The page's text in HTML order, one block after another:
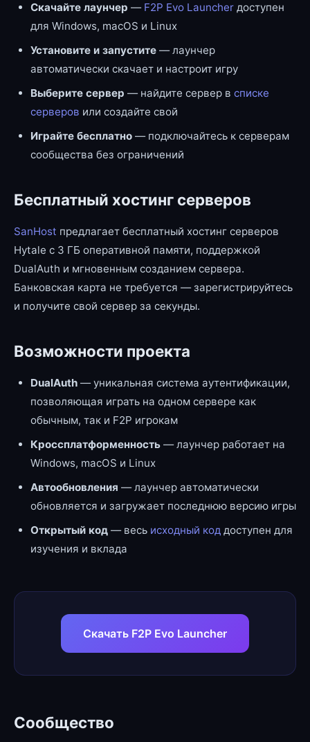
Скачайте лаунчер — F2P Evo Launcher доступен
для Windows, macOS и Linux
Установите и запустите — лаунчер
автоматически скачает и настроит игру
Выберите сервер — найдите сервер в списке
серверов или создайте свой
Играйте бесплатно — подключайтесь к серверам
сообщества без ограничений
Бесплатный хостинг серверов
SanHost предлагает бесплатный хостинг серверов
Hytale с 3 ГБ оперативной памяти, поддержкой
DualAuth и мгновенным созданием сервера.
Банковская карта не требуется — зарегистрируйтесь
и получите свой сервер за секунды.
Возможности проекта
DualAuth — уникальная система аутентификации,
позволяющая играть на одном сервере как
обычным, так и F2P игрокам
Кроссплатформенность — лаунчер работает на
Windows, macOS и Linux
Автообновления — лаунчер автоматически
обновляется и загружает последнюю версию игры
Открытый код — весь исходный код доступен для
изучения и вклада
Скачать F2P Evo Launcher
Сообщество